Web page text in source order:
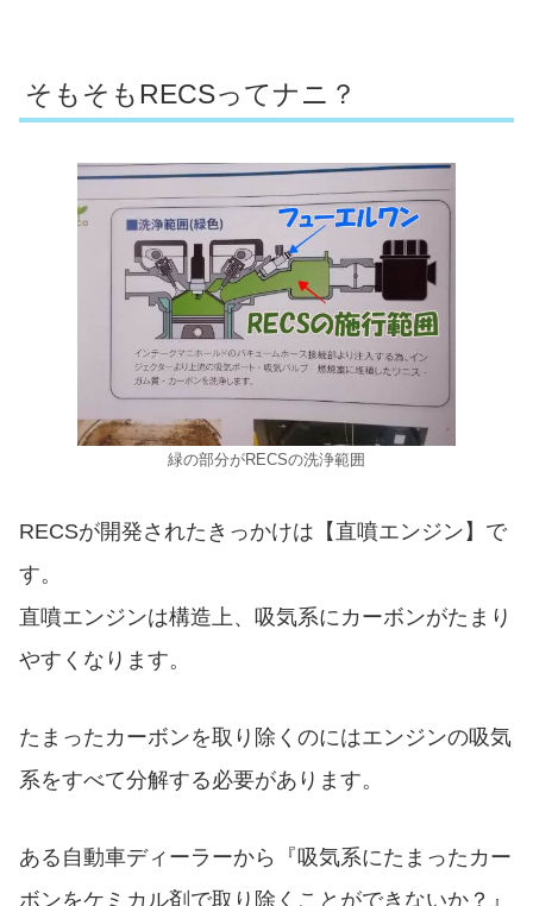
そもそもRECSってナニ？
緑の部分がRECSの洗浄範囲
RECSが開発されたきっかけは【直噴エンジン】で
す。
直噴エンジンは構造上、吸気系にカーボンがたまり
やすくなります。
たまったカーボンを取り除くのにはエンジンの吸気
系をすべて分解する必要があります。
ある自動車ディーラーから『吸気系にたまったカー
ボンをケミカル剤で取り除くことができないか？』